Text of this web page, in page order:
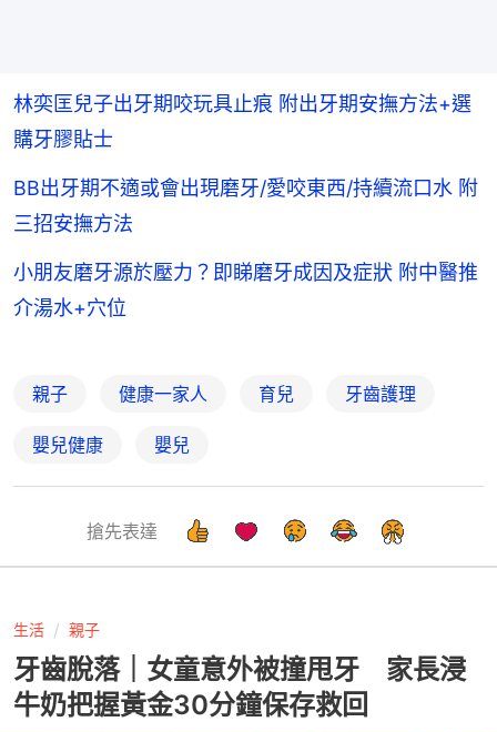
林奕匡兒子出牙期咬玩具止痕 附出牙期安撫方法+選
購牙膠貼士
BB出牙期不適或會出現磨牙/愛咬東西/持續流口水 附
三招安撫方法
小朋友磨牙源於壓力？即睇磨牙成因及症狀 附中醫推
介湯水+穴位
親子 健康一家人 育兒 牙齒護理
嬰兒健康 嬰兒
搶先表達
生活 親子
牙齒脫落｜女童意外被撞甩牙 家長浸
牛奶把握黃金30分鐘保存救回